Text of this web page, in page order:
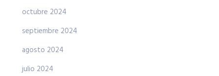
octubre 2024
septiembre 2024
agosto 2024
julio 2024